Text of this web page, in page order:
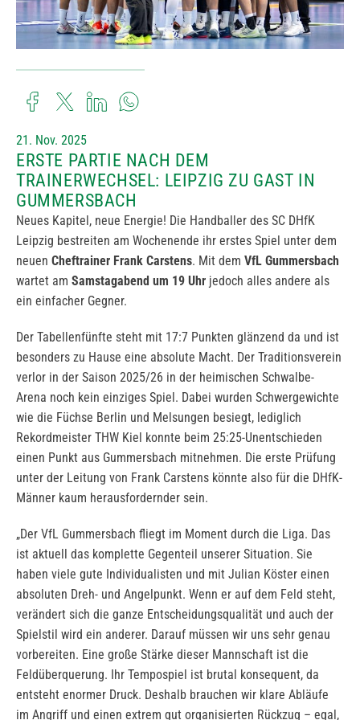
21. Nov. 2025
ERSTE PARTIE NACH DEM
TRAINERWECHSEL: LEIPZIG ZU GAST IN
GUMMERSBACH
Neues Kapitel, neue Energie! Die Handballer des SC DHfK
Leipzig bestreiten am Wochenende ihr erstes Spiel unter dem
neuen Cheftrainer Frank Carstens. Mit dem VfL Gummersbach
wartet am Samstagabend um 19 Uhr jedoch alles andere als
ein einfacher Gegner.
Der Tabellenfünfte steht mit 17:7 Punkten glänzend da und ist
besonders zu Hause eine absolute Macht. Der Traditionsverein
verlor in der Saison 2025/26 in der heimischen Schwalbe-
Arena noch kein einziges Spiel. Dabei wurden Schwergewichte
wie die Füchse Berlin und Melsungen besiegt, lediglich
Rekordmeister THW Kiel konnte beim 25:25-Unentschieden
einen Punkt aus Gummersbach mitnehmen. Die erste Prüfung
unter der Leitung von Frank Carstens könnte also für die DHfK-
Männer kaum herausfordernder sein.
„Der VfL Gummersbach fliegt im Moment durch die Liga. Das
ist aktuell das komplette Gegenteil unserer Situation. Sie
haben viele gute Individualisten und mit Julian Köster einen
absoluten Dreh- und Angelpunkt. Wenn er auf dem Feld steht,
verändert sich die ganze Entscheidungsqualität und auch der
Spielstil wird ein anderer. Darauf müssen wir uns sehr genau
vorbereiten. Eine große Stärke dieser Mannschaft ist die
Feldüberquerung. Ihr Tempospiel ist brutal konsequent, da
entsteht enormer Druck. Deshalb brauchen wir klare Abläufe
im Angriff und einen extrem gut organisierten Rückzug – egal,